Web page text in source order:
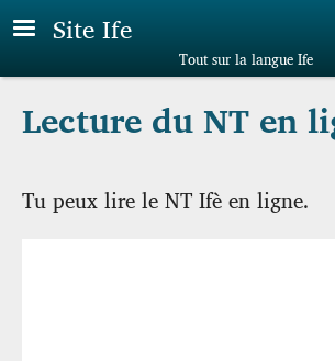
Aller au contenu principal
Site Ife
Tout sur la langue Ife
Lecture du NT en
Tu peux lire le NT Ifè en ligne.